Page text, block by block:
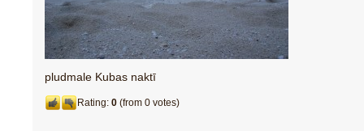
pludmale Kubas naktī
Rating: 0 (from 0 votes)